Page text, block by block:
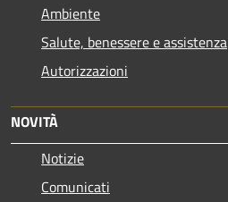
Ambiente
Salute, benessere e assistenza
Autorizzazioni
NOVITÀ
Notizie
Comunicati